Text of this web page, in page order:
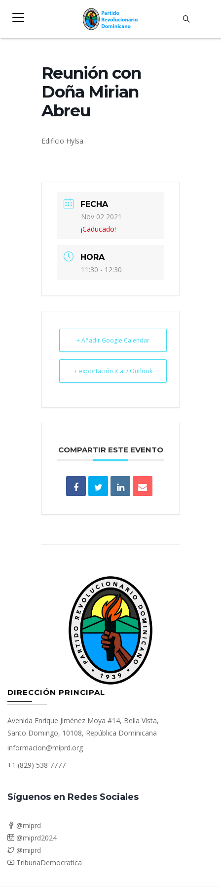
Reunión con
Doña Mirian
Abreu
Edificio Hylsa
FECHA
Nov 02 2021
¡Caducado!
HORA
11:30 - 12:30
+ Añadir Google Calendar
+ exportación iCal / Outlook
COMPARTIR ESTE EVENTO
DIRECCIÓN PRINCIPAL
Avenida Enrique Jiménez Moya #14, Bella Vista,
Santo Domingo, 10108, República Dominicana
informacion@miprd.org
+1 (829) 538 7777
Síguenos en Redes Sociales
@miprd
@miprd2024
@miprd
TribunaDemocratica